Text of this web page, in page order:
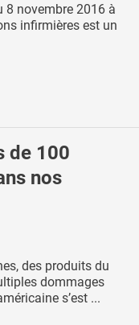
8 novembre 2016 à
infirmières est un
de 100
nos
des produits du
dommages
s’est ...